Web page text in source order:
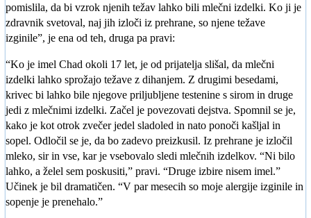
pomislila, da bi vzrok njenih težav lahko bili mlečni izdelki. Ko ji je
zdravnik svetoval, naj jih izloči iz prehrane, so njene težave
izginile”, je ena od teh, druga pa pravi:
“Ko je imel Chad okoli 17 let, je od prijatelja slišal, da mlečni
izdelki lahko sprožajo težave z dihanjem. Z drugimi besedami,
krivec bi lahko bile njegove priljubljene testenine s sirom in druge
jedi z mlečnimi izdelki. Začel je povezovati dejstva. Spomnil se je,
kako je kot otrok zvečer jedel sladoled in nato ponoči kašljal in
sopel. Odločil se je, da bo zadevo preizkusil. Iz prehrane je izločil
mleko, sir in vse, kar je vsebovalo sledi mlečnih izdelkov. “Ni bilo
lahko, a želel sem poskusiti,” pravi. “Druge izbire nisem imel.”
Učinek je bil dramatičen. “V par mesecih so moje alergije izginile in
sopenje je prenehalo.”